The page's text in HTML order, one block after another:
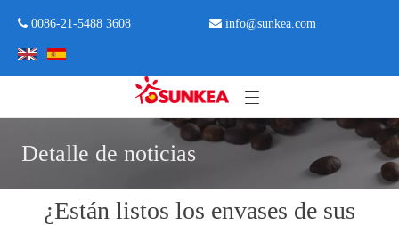
 0086-21-5488 3608  info@sunkea.com
Detalle de noticias
¿Están listos los envases de sus